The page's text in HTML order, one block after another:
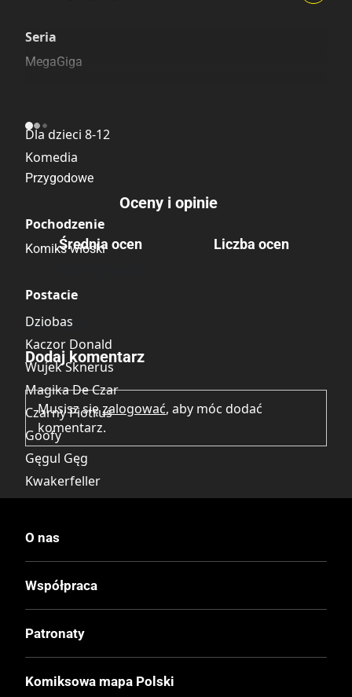
Seria
MegaGiga
Dla dzieci 8-12
Komedia
Przygodowe
Pochodzenie
Komiks włoski
Postacie
Dziobas
Kaczor Donald
Wujek Sknerus
Magika De Czar
Czarny Piotruś
Goofy
Gęgul Gęg
Kwakerfeller
Kaczka Daisy
Diodak
Wydawca Polski
Ehapa Verlag
Oceny i opinie
Średnia ocen Liczba ocen
Brak opinii.
Dodaj komentarz
Musisz sięzalogować, aby móc dodać
komentarz.
O nas
Współpraca
Patronaty
Komiksowa mapa Polski